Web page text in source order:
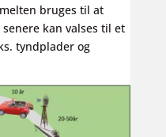
bruges til at
kan valses til et
tyndplader og